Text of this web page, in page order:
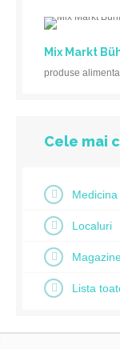
Mix Markt
produse
Cele mai
Medicina
Localuri
Lista